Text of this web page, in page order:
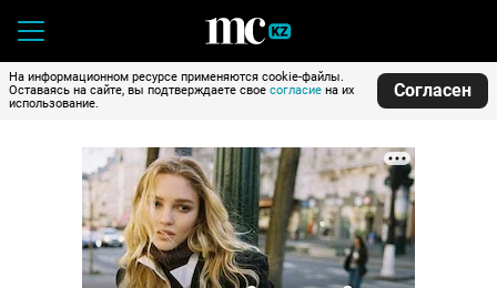
На информационном ресурсе применяются cookie-файлы.
Оставаясь на сайте, вы подтверждаете свое согласие на их
использование.
Согласен